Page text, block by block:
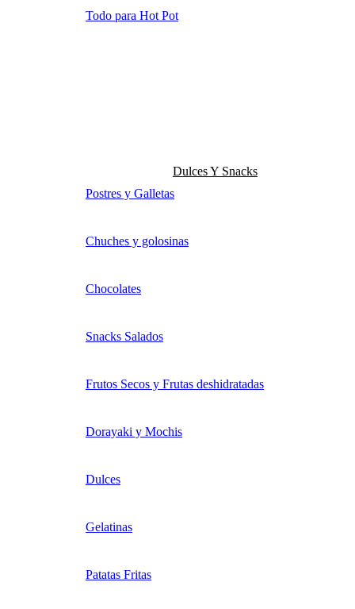
Todo para Hot Pot
Dulces Y Snacks
Postres y Galletas
Chuches y golosinas
Chocolates
Snacks Salados
Frutos Secos y Frutas deshidratadas
Dorayaki y Mochis
Dulces
Gelatinas
Patatas Fritas